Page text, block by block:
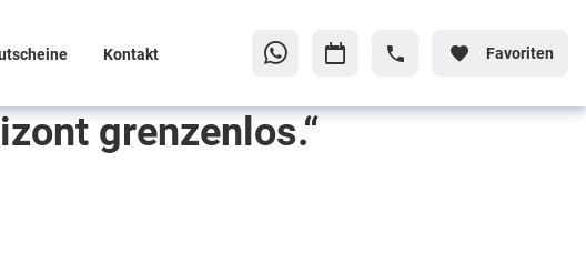
Kontakt Favoriten
grenzenlos.“